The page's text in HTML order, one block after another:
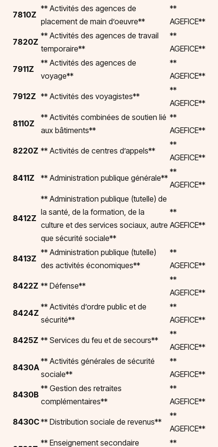
7810Z
** Activités des agences de
placement de main d’oeuvre**
**
AGEFICE**
7820Z
** Activités des agences de travail
temporaire**
**
AGEFICE**
7911Z
** Activités des agences de
voyage**
**
AGEFICE**
7912Z ** Activités des voyagistes**
**
AGEFICE**
8110Z
** Activités combinées de soutien lié
aux bâtiments**
**
AGEFICE**
8220Z ** Activités de centres d’appels**
**
AGEFICE**
8411Z ** Administration publique générale**
**
AGEFICE**
8412Z
** Administration publique (tutelle) de
la santé, de la formation, de la
culture et des services sociaux, autre
que sécurité sociale**
**
AGEFICE**
8413Z
** Administration publique (tutelle)
des activités économiques**
**
AGEFICE**
8422Z ** Défense**
**
AGEFICE**
8424Z
** Activités d’ordre public et de
sécurité**
**
AGEFICE**
8425Z ** Services du feu et de secours**
**
AGEFICE**
8430A
** Activités générales de sécurité
sociale**
**
AGEFICE**
8430B
** Gestion des retraites
complémentaires**
**
AGEFICE**
8430C** Distribution sociale de revenus**
**
AGEFICE**
** Enseignement secondaire **